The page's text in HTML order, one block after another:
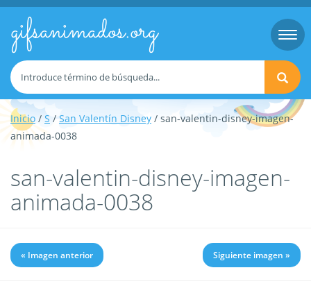
gifsanimados.org
Inicio / S /San Valentín Disney / san-valentin-disney-imagen-
animada-0038
san-valentin-disney-imagen-
animada-0038
« Imagen anterior Siguiente imagen »